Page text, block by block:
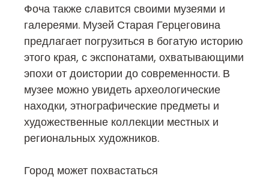
Фоча также славится своими музеями и
галереями. Музей Старая Герцеговина
предлагает погрузиться в богатую историю
этого края, с экспонатами, охватывающими
эпохи от доистории до современности. В
музее можно увидеть археологические
находки, этнографические предметы и
художественные коллекции местных и
региональных художников.
Город может похвастаться